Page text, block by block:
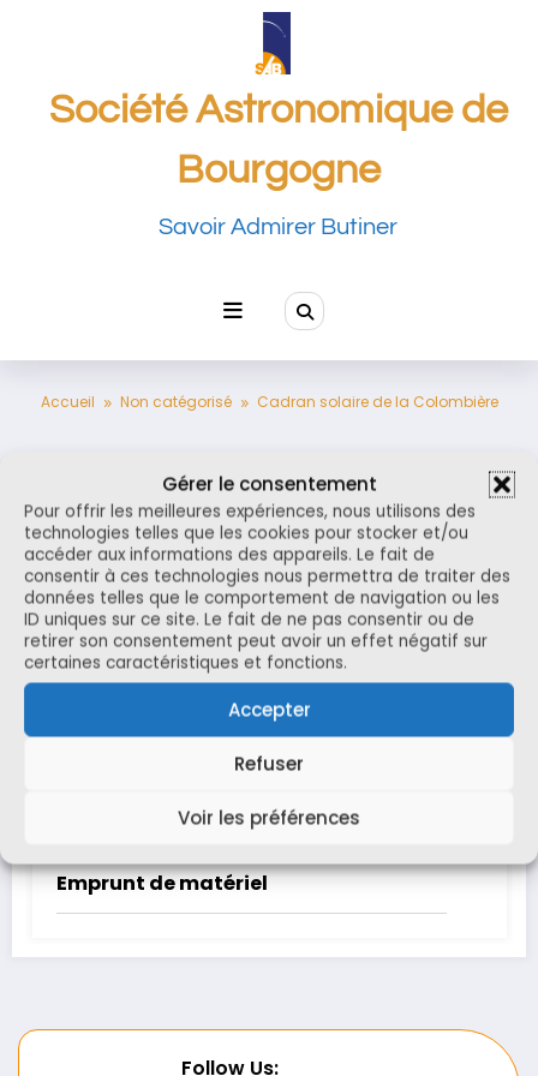
Gérer le consentement
Pour offrir les meilleures expériences, nous utilisons des
technologies telles que les cookies pour stocker et/ou
accéder aux informations des appareils. Le fait de
consentir à ces technologies nous permettra de traiter des
données telles que le comportement de navigation ou les
ID uniques sur ce site. Le fait de ne pas consentir ou de
retirer son consentement peut avoir un effet négatif sur
certaines caractéristiques et fonctions.
Accepter
Refuser
Voir les préférences
Société Astronomique de
Bourgogne
Savoir Admirer Butiner
Accueil Non catégorisé Cadran solaire de la Colombière
Cadran solaire de la Colombière
Share this content:
Emprunt de matériel
Follow Us: